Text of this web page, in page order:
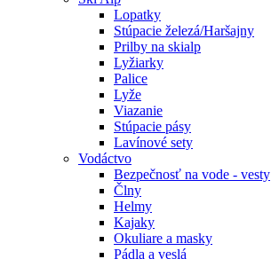
Lopatky
Stúpacie železá/Haršajny
Prilby na skialp
Lyžiarky
Palice
Lyže
Viazanie
Stúpacie pásy
Lavínové sety
Vodáctvo
Bezpečnosť na vode - vesty
Člny
Helmy
Kajaky
Okuliare a masky
Pádla a veslá